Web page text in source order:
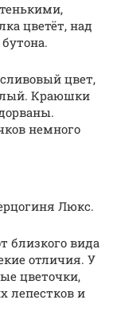
цветёт, над
цвет,
Краюшки
немного
Люкс.
близкого вида
отличия. У
цветочки,
лепестков и